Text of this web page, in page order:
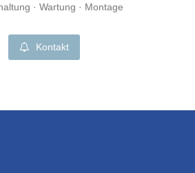
· Wartung · Montage
Kontakt